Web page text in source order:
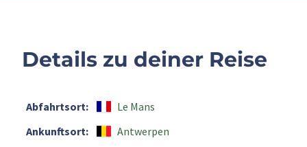
Details zu deiner Reise
Abfahrtsort:
Le Mans
Ankunftsort:
Antwerpen